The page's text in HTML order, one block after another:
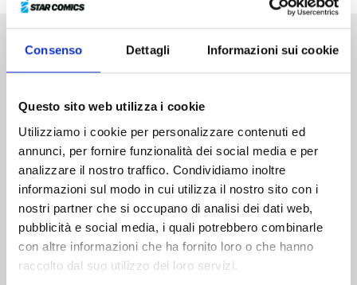
Consenso Dettagli Informazioni sui cookie
Questo sito web utilizza i cookie
Utilizziamo i cookie per personalizzare contenuti ed
annunci, per fornire funzionalità dei social media e per
analizzare il nostro traffico. Condividiamo inoltre
informazioni sul modo in cui utilizza il nostro sito con i
nostri partner che si occupano di analisi dei dati web,
pubblicità e social media, i quali potrebbero combinarle
con altre informazioni che ha fornito loro o che hanno
raccolto dal suo utilizzo dei loro servizi.
Altri volumi della serie